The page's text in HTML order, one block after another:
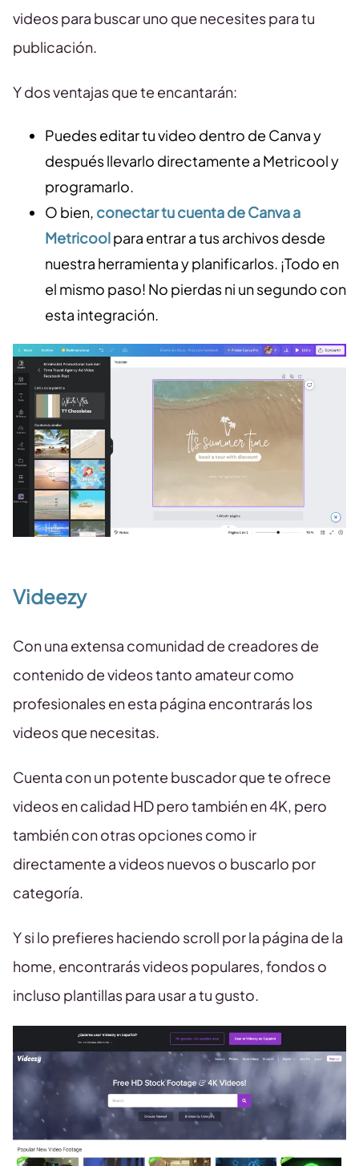
videos para buscar uno que necesites para tu
publicación.
Y dos ventajas que te encantarán:
Puedes editar tu video dentro de Canva y
después llevarlo directamente a Metricool y
programarlo.
O bien, conectar tu cuenta de Canva a
Metricoolpara entrar a tus archivos desde
nuestra herramienta y planificarlos. ¡Todo en
el mismo paso! No pierdas ni un segundo con
esta integración.
Videezy
Con una extensa comunidad de creadores de
contenido de videos tanto amateur como
profesionales en esta página encontrarás los
videos que necesitas.
Cuenta con un potente buscador que te ofrece
videos en calidad HD pero también en 4K, pero
también con otras opciones como ir
directamente a videos nuevos o buscarlo por
categoría.
Y si lo prefieres haciendo scroll por la página de la
home, encontrarás videos populares, fondos o
incluso plantillas para usar a tu gusto.